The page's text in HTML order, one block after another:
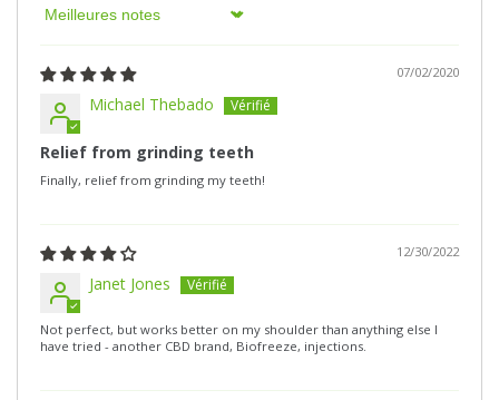
Sort by
07/02/2020
Michael Thebado
Relief from grinding teeth
Finally, relief from grinding my teeth!
12/30/2022
Janet Jones
Not perfect, but works better on my shoulder than anything else I
have tried - another CBD brand, Biofreeze, injections.